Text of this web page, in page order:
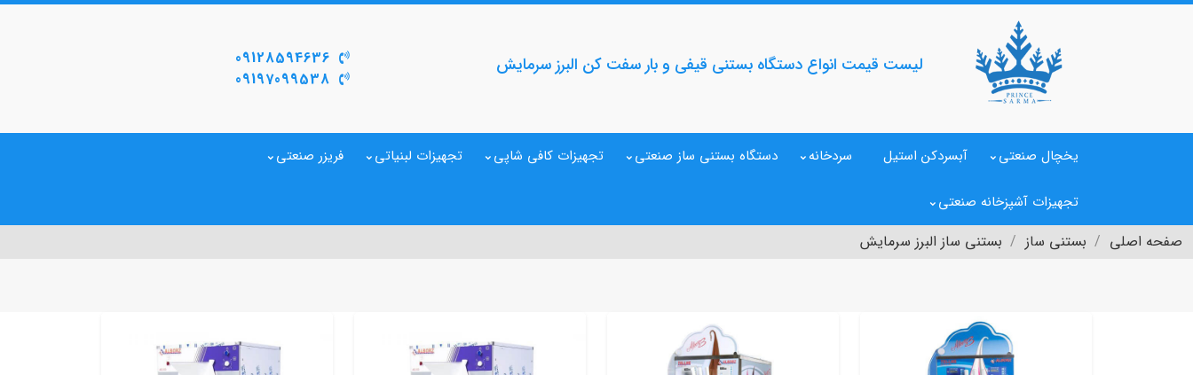
لیست قیمت انواع دستگاه بستنی قیفی و بار سفت کن البرز سرمایش
09128594636
09197099538
یخچال صنعتی آبسردکن استیل سردخانه دستگاه بستنی ساز صنعتی تجهیزات کافی شاپی تجهیزات لبنیاتی فریزر صنعتی
تجهیزات آشپزخانه صنعتی
صفحه اصلی بستنی ساز بستنی ساز البرز سرمایش